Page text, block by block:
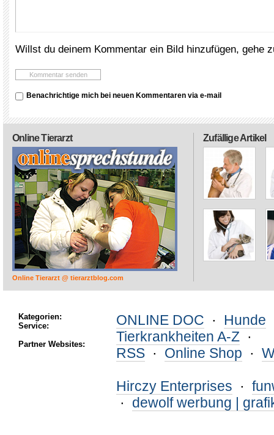
Willst du deinem Kommentar ein Bild hinzufügen, gehe
Benachrichtige mich bei neuen Kommentaren via e-mail
Zufällige Artikel
Online Tierarzt
Online Tierarzt @ tierarztblog.com
Kategorien:
Service:
Partner Websites:
ONLINE DOC · Hunde
Tierkrankheiten A-Z ·
RSS · Online Shop ·
Hirczy Enterprises ·
· dewolf werbung |